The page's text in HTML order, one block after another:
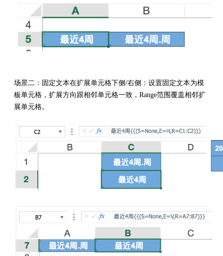
场景二：固定文本在扩展单元格下侧/右侧：设置固定文本为模
板单元格，扩展方向跟相邻单元格一致，Range范围覆盖相邻扩
展单元格。